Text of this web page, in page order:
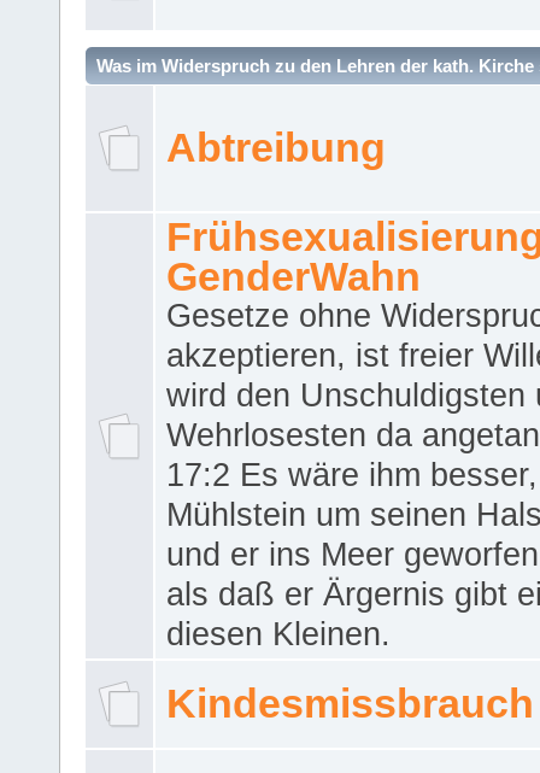
Was im Widerspruch zu den Lehren der kath. Kirche
Abtreibung
GenderWahn
Gesetze ohne
akzeptieren, ist freier
wird den Unschuldigsten
Wehrlosesten da
17:2 Es wäre ihm
Mühlstein um seinen
und er ins Meer
als daß er Ärgernis gibt
diesen Kleinen.
Kindesmissbrauch